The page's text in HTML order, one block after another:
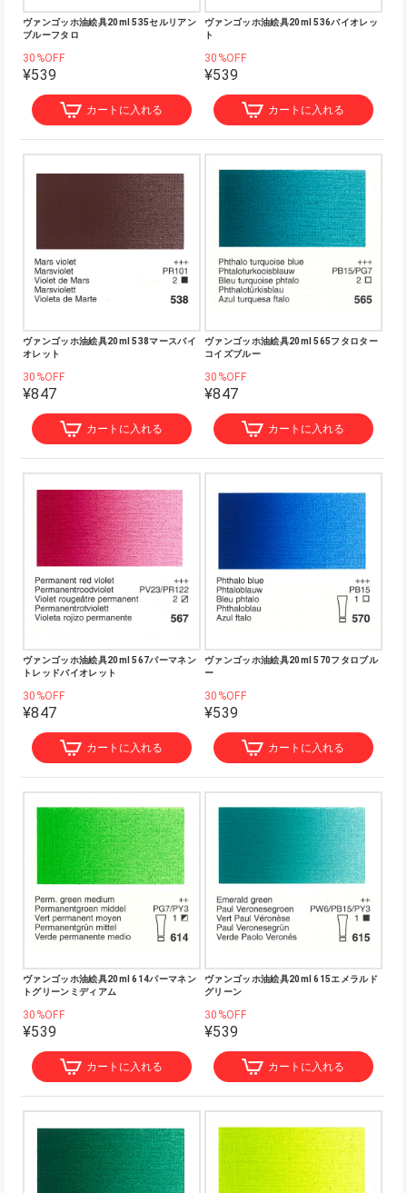
ヴァンゴッホ油絵具20ml 535セルリアン
ブルーフタロ
30%OFF
¥539
カートに入れる
ヴァンゴッホ油絵具20ml 536バイオレッ
ト
30%OFF
¥539
カートに入れる
ヴァンゴッホ油絵具20ml 538マースバイ
オレット
30%OFF
¥847
カートに入れる
ヴァンゴッホ油絵具20ml 565フタロター
コイズブルー
30%OFF
¥847
カートに入れる
ヴァンゴッホ油絵具20ml 567パーマネン
トレッドバイオレット
30%OFF
¥847
カートに入れる
ヴァンゴッホ油絵具20ml 570フタロブル
ー
30%OFF
¥539
カートに入れる
ヴァンゴッホ油絵具20ml 614パーマネン
トグリーンミディアム
30%OFF
¥539
カートに入れる
ヴァンゴッホ油絵具20ml 615エメラルド
グリーン
30%OFF
¥539
カートに入れる